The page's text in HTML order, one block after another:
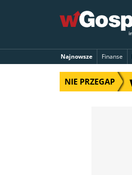
Najnowsze Finanse
NIE PRZEGAP